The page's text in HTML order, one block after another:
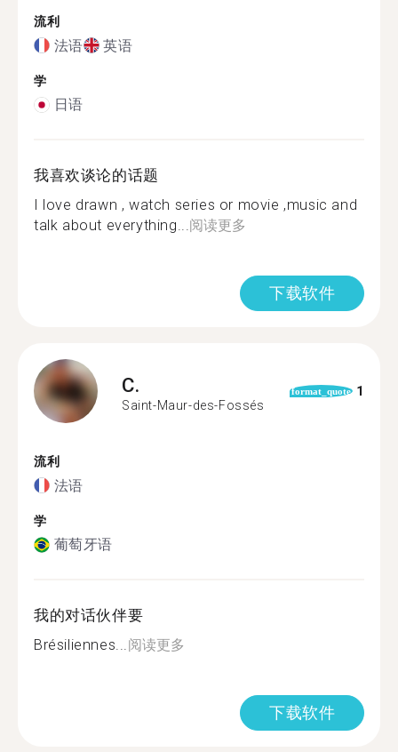
流利
法语 英语
学
日语
我喜欢谈论的话题
I love drawn , watch series or movie ,music and
talk about everything...阅读更多
下载软件
C.
Saint-Maur-des-Fossés
format_quote 1
流利
法语
学
葡萄牙语
我的对话伙伴要
Brésiliennes...阅读更多
下载软件